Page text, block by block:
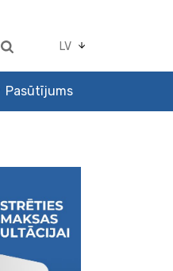
LV
Pasūtījums